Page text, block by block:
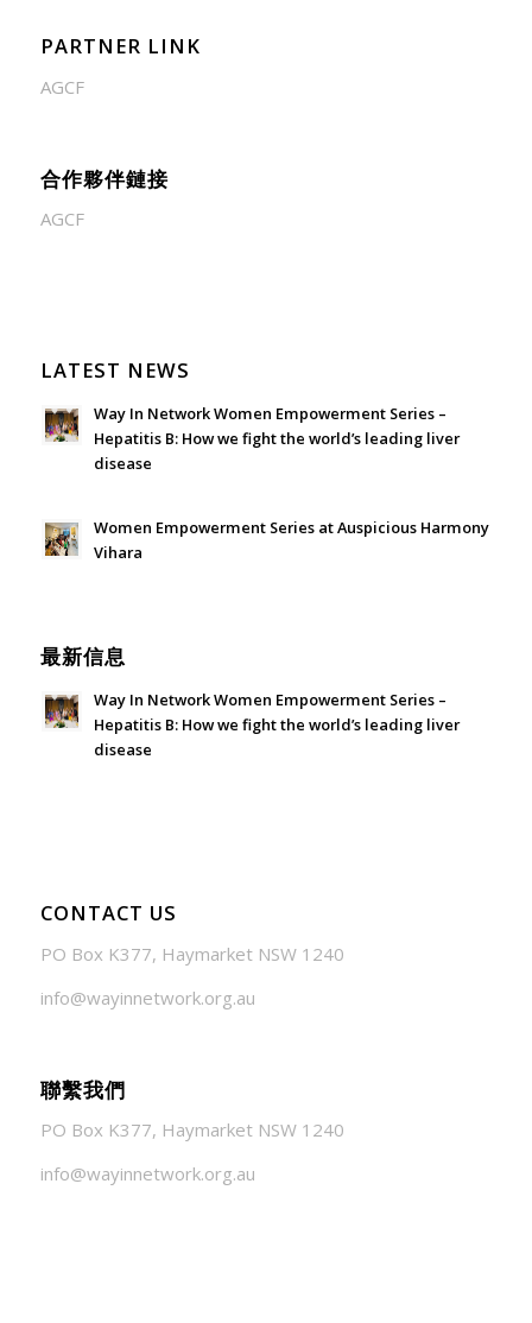
PARTNER LINK
AGCF
合作夥伴鏈接
AGCF
LATEST NEWS
Way In Network Women Empowerment Series –
Hepatitis B: How we fight the world’s leading liver
disease
Women Empowerment Series at Auspicious Harmony
Vihara
最新信息
Way In Network Women Empowerment Series –
Hepatitis B: How we fight the world’s leading liver
disease
CONTACT US
PO Box K377, Haymarket NSW 1240
info@wayinnetwork.org.au
聯繫我們
PO Box K377, Haymarket NSW 1240
info@wayinnetwork.org.au